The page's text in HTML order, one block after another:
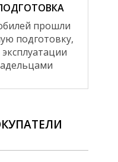
прошли
подготовку,